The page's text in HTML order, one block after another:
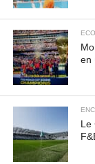
ECO
en
Le